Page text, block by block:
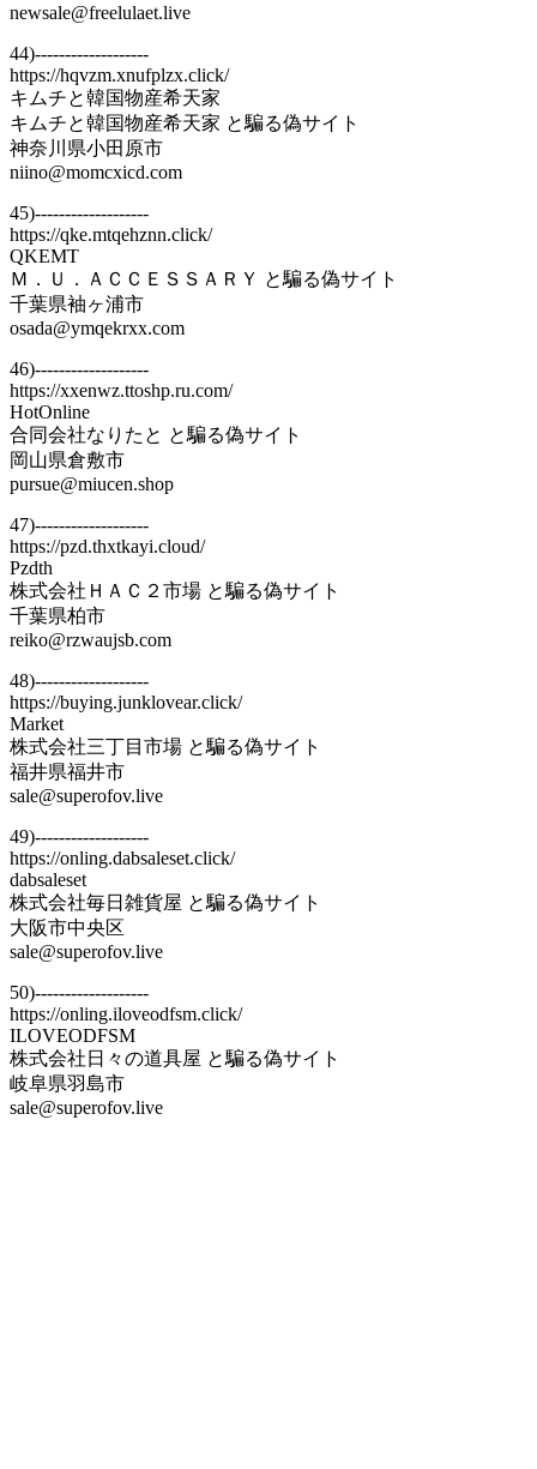
newsale@freelulaet.live
44)-------------------
https://hqvzm.xnufplzx.click/
キムチと韓国物産希天家
キムチと韓国物産希天家 と騙る偽サイト
神奈川県小田原市
niino@momcxicd.com
45)-------------------
https://qke.mtqehznn.click/
QKEMT
Ｍ．Ｕ．ＡＣＣＥＳＳＡＲＹ と騙る偽サイト
千葉県袖ヶ浦市
osada@ymqekrxx.com
46)-------------------
https://xxenwz.ttoshp.ru.com/
HotOnline
合同会社なりたと と騙る偽サイト
岡山県倉敷市
pursue@miucen.shop
47)-------------------
https://pzd.thxtkayi.cloud/
Pzdth
株式会社ＨＡＣ２市場 と騙る偽サイト
千葉県柏市
reiko@rzwaujsb.com
48)-------------------
https://buying.junklovear.click/
Market
株式会社三丁目市場 と騙る偽サイト
福井県福井市
sale@superofov.live
49)-------------------
https://onling.dabsaleset.click/
dabsaleset
株式会社毎日雑貨屋 と騙る偽サイト
大阪市中央区
sale@superofov.live
50)-------------------
https://onling.iloveodfsm.click/
ILOVEODFSM
株式会社日々の道具屋 と騙る偽サイト
岐阜県羽島市
sale@superofov.live